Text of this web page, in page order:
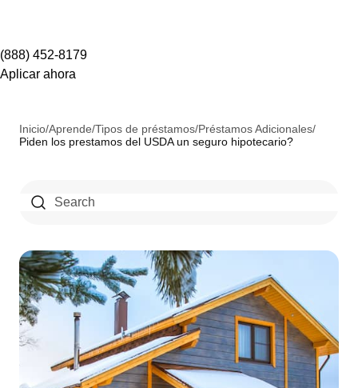
(888) 452-8179
Aplicar ahora
Inicio/Aprende/Tipos de préstamos/Préstamos Adicionales/
Piden los prestamos del USDA un seguro hipotecario?